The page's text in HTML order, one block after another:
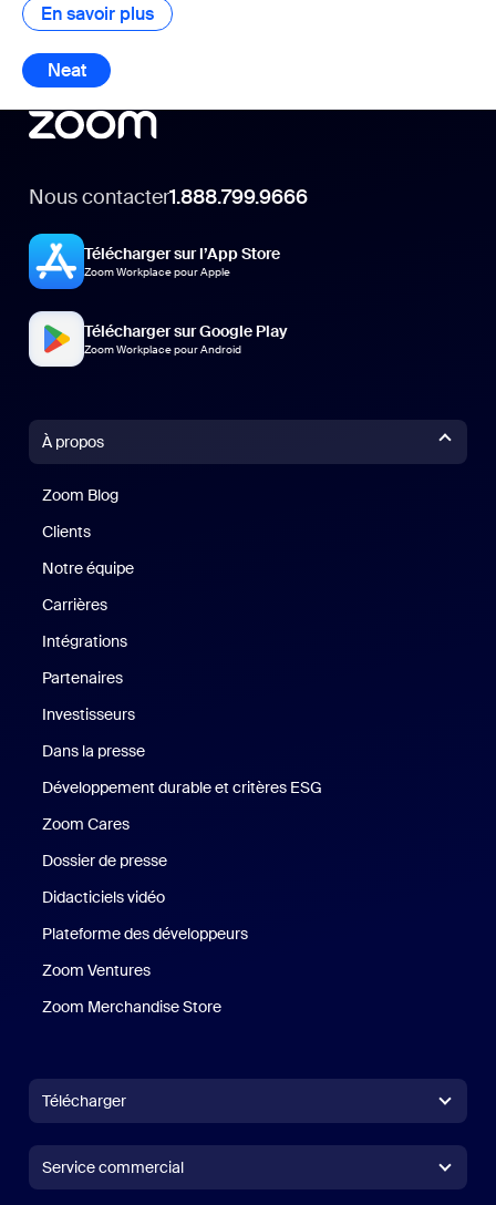
En savoir plus En savoir plus
NeatNeat
Nous contacter1.888.799.9666
Télécharger sur l’App Store
Zoom Workplace pour Apple
Télécharger sur Google Play
Zoom Workplace pour Android
À propos
Zoom Blog
Clients
Notre équipe
Carrières
Intégrations
Partenaires
Investisseurs
Dans la presse
Développement durable et critères ESG
Zoom Cares
Dossier de presse
Didacticiels vidéo
Plateforme des développeurs
Zoom Ventures
Zoom Merchandise Store
Télécharger
Application Zoom RoomsApplication Zoom Rooms
Service commercial